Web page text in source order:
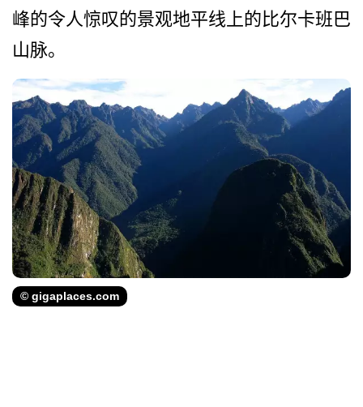
峰的令人­惊叹的景观地平线上的比尔卡班巴
山脉。
© gigaplaces.com